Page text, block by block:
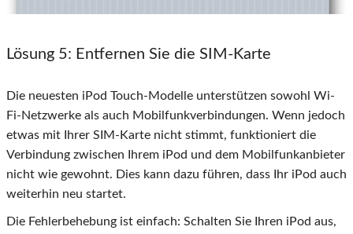
Lösung 5: Entfernen Sie die SIM-Karte
Die neuesten iPod Touch-Modelle unterstützen sowohl Wi-
Fi-Netzwerke als auch Mobilfunkverbindungen. Wenn jedoch
etwas mit Ihrer SIM-Karte nicht stimmt, funktioniert die
Verbindung zwischen Ihrem iPod und dem Mobilfunkanbieter
nicht wie gewohnt. Dies kann dazu führen, dass Ihr iPod auch
weiterhin neu startet.
Die Fehlerbehebung ist einfach: Schalten Sie Ihren iPod aus,